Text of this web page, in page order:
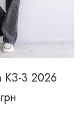
КЗ-3 2026
грн